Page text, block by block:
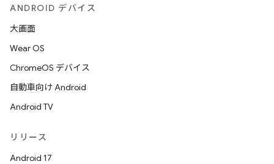
ANDROID デバイス
大画面
Wear OS
ChromeOS デバイス
自動車向け Android
Android TV
リリース
Android 17